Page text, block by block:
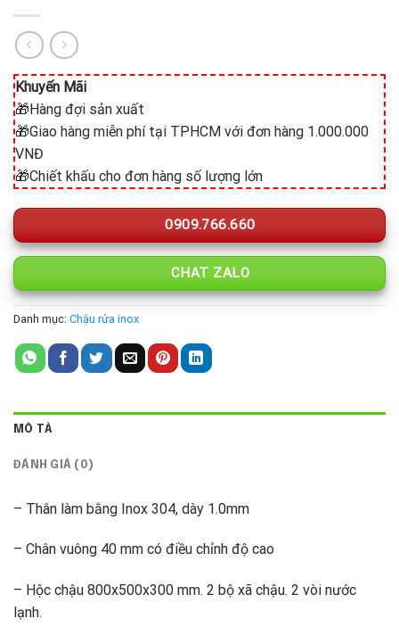
Khuyến Mãi
🎁Hàng đợi sản xuất
🎁Giao hàng miễn phí tại TPHCM với đơn hàng 1.000.000
VNĐ
🎁Chiết khấu cho đơn hàng số lượng lớn
0909.766.660
CHAT ZALO
Danh mục: Chậu rửa inox
MÔ TẢ
ĐÁNH GIÁ (0)
– Thân làm bằng Inox 304, dày 1.0mm
– Chân vuông 40 mm có điều chỉnh độ cao
– Hộc chậu 800x500x300 mm. 2 bộ xã chậu. 2 vòi nước
lạnh.